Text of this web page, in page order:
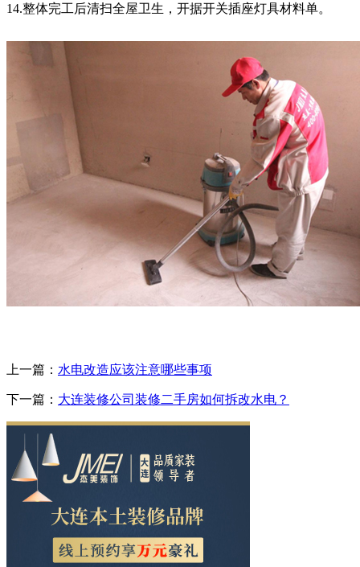
14.整体完工后清扫全屋卫生，开据开关插座灯具材料单。
上一篇： 水电改造应该注意哪些事项
下一篇： 大连装修公司装修二手房如何拆改水电？